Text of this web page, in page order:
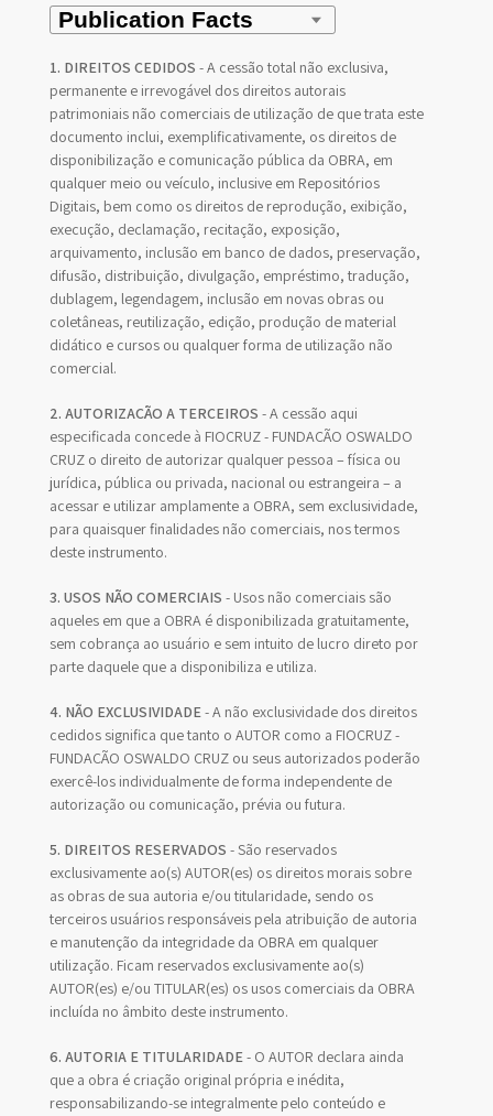
1. DIREITOS CEDIDOS - A cessão total não exclusiva,
permanente e irrevogável dos direitos autorais
patrimoniais não comerciais de utilização de que trata este
documento inclui, exemplificativamente, os direitos de
disponibilização e comunicação pública da OBRA, em
qualquer meio ou veículo, inclusive em Repositórios
Digitais, bem como os direitos de reprodução, exibição,
execução, declamação, recitação, exposição,
arquivamento, inclusão em banco de dados, preservação,
difusão, distribuição, divulgação, empréstimo, tradução,
dublagem, legendagem, inclusão em novas obras ou
coletâneas, reutilização, edição, produção de material
didático e cursos ou qualquer forma de utilização não
comercial.
2. AUTORIZAÇÃO A TERCEIROS - A cessão aqui
especificada concede à FIOCRUZ - FUNDAÇÃO OSWALDO
CRUZ o direito de autorizar qualquer pessoa – física ou
jurídica, pública ou privada, nacional ou estrangeira – a
acessar e utilizar amplamente a OBRA, sem exclusividade,
para quaisquer finalidades não comerciais, nos termos
deste instrumento.
3. USOS NÃO COMERCIAIS - Usos não comerciais são
aqueles em que a OBRA é disponibilizada gratuitamente,
sem cobrança ao usuário e sem intuito de lucro direto por
parte daquele que a disponibiliza e utiliza.
4. NÃO EXCLUSIVIDADE- A não exclusividade dos direitos
cedidos significa que tanto o AUTOR como a FIOCRUZ -
FUNDAÇÃO OSWALDO CRUZ ou seus autorizados poderão
exercê-los individualmente de forma independente de
autorização ou comunicação, prévia ou futura.
5. DIREITOS RESERVADOS - São reservados
exclusivamente ao(s) AUTOR(es) os direitos morais sobre
as obras de sua autoria e/ou titularidade, sendo os
terceiros usuários responsáveis pela atribuição de autoria
e manutenção da integridade da OBRA em qualquer
utilização. Ficam reservados exclusivamente ao(s)
AUTOR(es) e/ou TITULAR(es) os usos comerciais da OBRA
incluída no âmbito deste instrumento.
6. AUTORIA E TITULARIDADE- O AUTOR declara ainda
que a obra é criação original própria e inédita,
responsabilizando-se integralmente pelo conteúdo e